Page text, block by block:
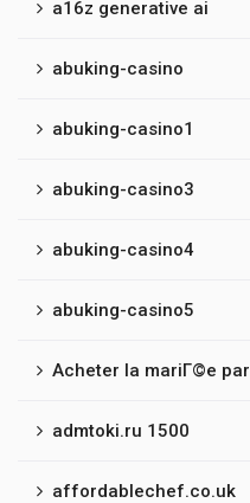
a16z generative ai
abuking-casino
abuking-casino1
abuking-casino3
abuking-casino4
abuking-casino5
Acheter la mariГ©e
admtoki.ru 1500
affordablechef.co.uk